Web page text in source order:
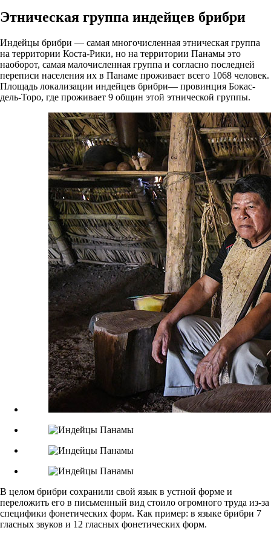
Этническая группа индейцев брибри
Индейцы брибри — самая многочисленная этническая группа
на территории Коста-Рики, но на территории Панамы это
наоборот, самая малочисленная группа и согласно последней
переписи населения их в Панаме проживает всего 1068 человек.
Площадь локализации индейцев брибри— провинция Бокас-
дель-Торо, где проживает 9 общин этой этнической группы.
В целом брибри сохранили свой язык в устной форме и
переложить его в письменный вид стоило огромного труда из-за
специфики фонетических форм. Как пример: в языке брибри 7
гласных звуков и 12 гласных фонетических форм.